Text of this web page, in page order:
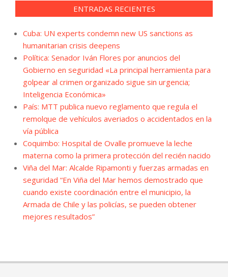
ENTRADAS RECIENTES
Cuba: UN experts condemn new US sanctions as
humanitarian crisis deepens
Política: Senador Iván Flores por anuncios del
Gobierno en seguridad «La principal herramienta para
golpear al crimen organizado sigue sin urgencia;
Inteligencia Económica»
País: MTT publica nuevo reglamento que regula el
remolque de vehículos averiados o accidentados en la
vía pública
Coquimbo: Hospital de Ovalle promueve la leche
materna como la primera protección del recién nacido
Viña del Mar: Alcalde Ripamonti y fuerzas armadas en
seguridad “En Viña del Mar hemos demostrado que
cuando existe coordinación entre el municipio, la
Armada de Chile y las policías, se pueden obtener
mejores resultados”